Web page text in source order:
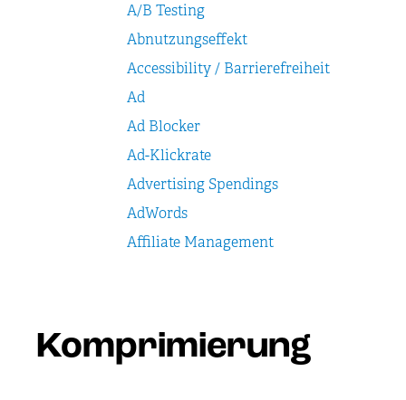
Komprimierung
A/B Testing
Abnutzungseffekt
Accessibility / Barrierefreiheit
Ad
Ad Blocker
Ad-Klickrate
Advertising Spendings
AdWords
Affiliate Management